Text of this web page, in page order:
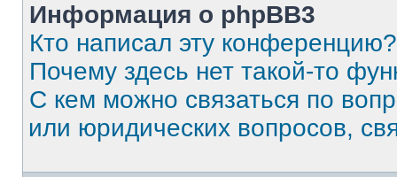
Информация о phpBB3
Кто написал эту конференцию?
Почему здесь нет такой-то
С кем можно связаться по
или юридических вопросов,